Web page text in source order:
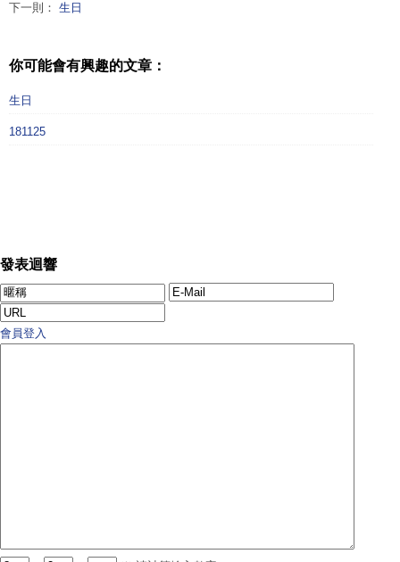
下一則： 生日
你可能會有興趣的文章：
生日
181125
發表迴響
會員登入